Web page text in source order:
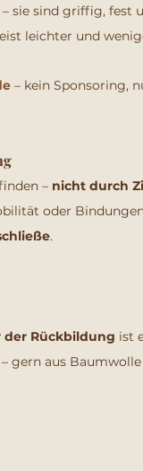
– sie sind griffig, fest
leichter und
– kein Sponsoring,
– nicht durch
oder
.
der Rückbildung ist
– gern aus